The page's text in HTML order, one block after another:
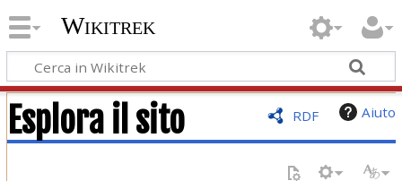
Wikitrek
RDF Aiuto
Esplora il sito